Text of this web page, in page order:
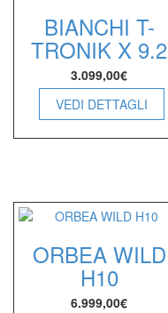
BIANCHI T-
TRONIK X 9.2
3.099,00€
VEDI DETTAGLI
ORBEA WILD
H10
6.999,00€